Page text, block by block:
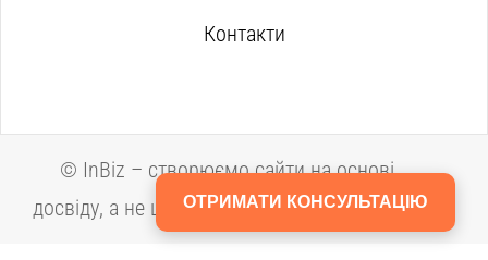
Контакти
ОТРИМАТИ КОНСУЛЬТАЦІЮ
© InBiz – створюємо сайти на основі
досвіду, а не шаблонів